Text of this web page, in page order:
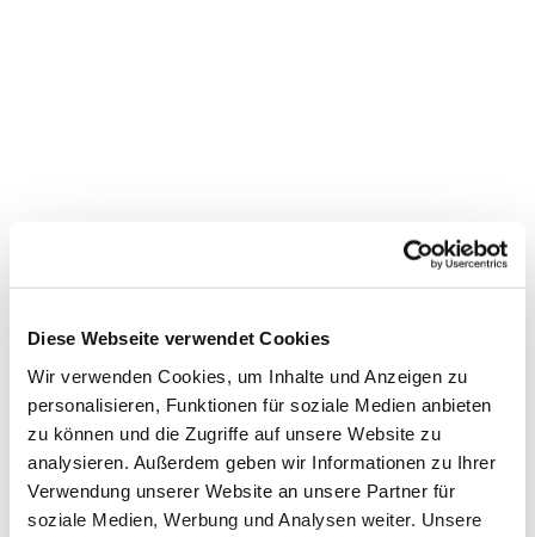
Diese Webseite verwendet Cookies
Wir verwenden Cookies, um Inhalte und Anzeigen zu
personalisieren, Funktionen für soziale Medien anbieten
zu können und die Zugriffe auf unsere Website zu
analysieren. Außerdem geben wir Informationen zu Ihrer
Verwendung unserer Website an unsere Partner für
soziale Medien, Werbung und Analysen weiter. Unsere
Dies könnte Sie auch interessieren